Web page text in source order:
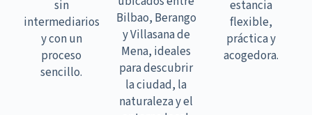
sin
intermediarios
y con un
proceso
sencillo.
Bilbao, Berango
y Villasana de
Mena, ideales
para descubrir
la ciudad, la
naturaleza y el
estancia
flexible,
práctica y
acogedora.